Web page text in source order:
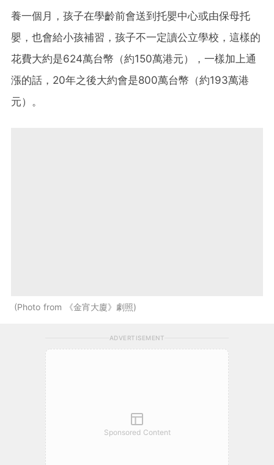
養一個月，孩子在學齡前會送到托嬰中心或由保母托
嬰，也會給小孩補習，孩子不一定讀公立學校，這樣的
花費大約是624萬台幣（約150萬港元），一樣加上通
漲的話，20年之後大約會是800萬台幣（約193萬港
元）。
Photo from 《金宵大廈》劇照
ADVERTISEMENT
Sponsored Content